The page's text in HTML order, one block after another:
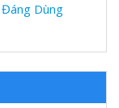
Dùng